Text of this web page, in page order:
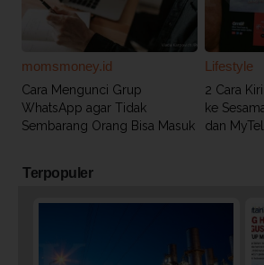
momsmoney.id
Cara Mengunci Grup
WhatsApp agar Tidak
Sembarang Orang Bisa Masuk
Lifestyle
2 Cara
ke
dan
Terpopuler